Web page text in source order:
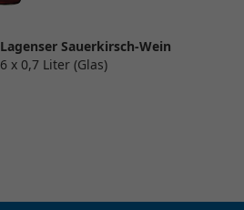
Lagenser Sauerkirsch-Wein
6 x 0,7 Liter (Glas)